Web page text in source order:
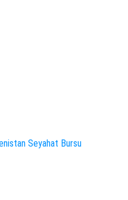
Seyahat Bursu